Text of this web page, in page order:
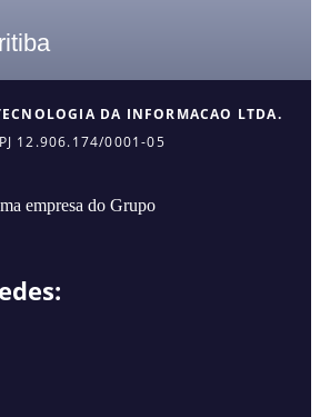
DA INFORMACAO LTDA.
12.906.174/0001-05
empresa do Grupo